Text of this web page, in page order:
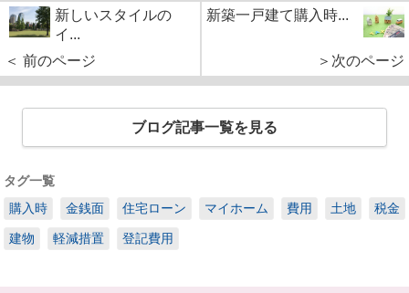
新しいスタイルの
イ...
＜ 前のページ
新築一戸建て購入時...
＞次のページ
ブログ記事一覧を見る
タグ一覧
購入時
金銭面 住宅ローン マイホーム 費用 土地 税金
建物 軽減措置 登記費用